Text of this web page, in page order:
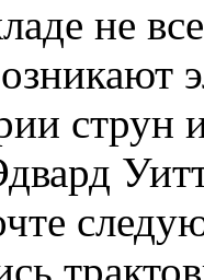
не
струн